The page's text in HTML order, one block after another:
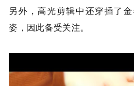
另外，高光剪辑中还穿插了
姿，因此备受关注。